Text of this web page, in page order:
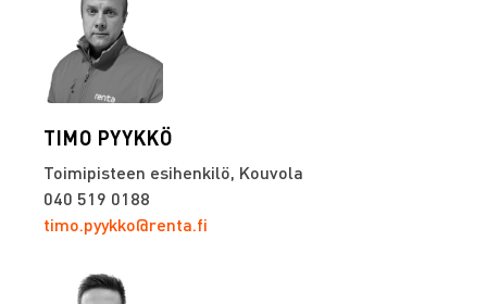
TIMO PYYKKÖ
Toimipisteen esihenkilö, Kouvola
040 519 0188
timo.pyykko@renta.fi